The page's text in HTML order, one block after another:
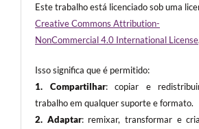
Este trabalho está licenciado sob uma
Creative Commons Attribution-
NonCommercial 4.0 International License.
Isso significa que é permitido:
1. Compartilhar: copiar e
trabalho em qualquer suporte e formato.
2. Adaptar: remixar, transformar e